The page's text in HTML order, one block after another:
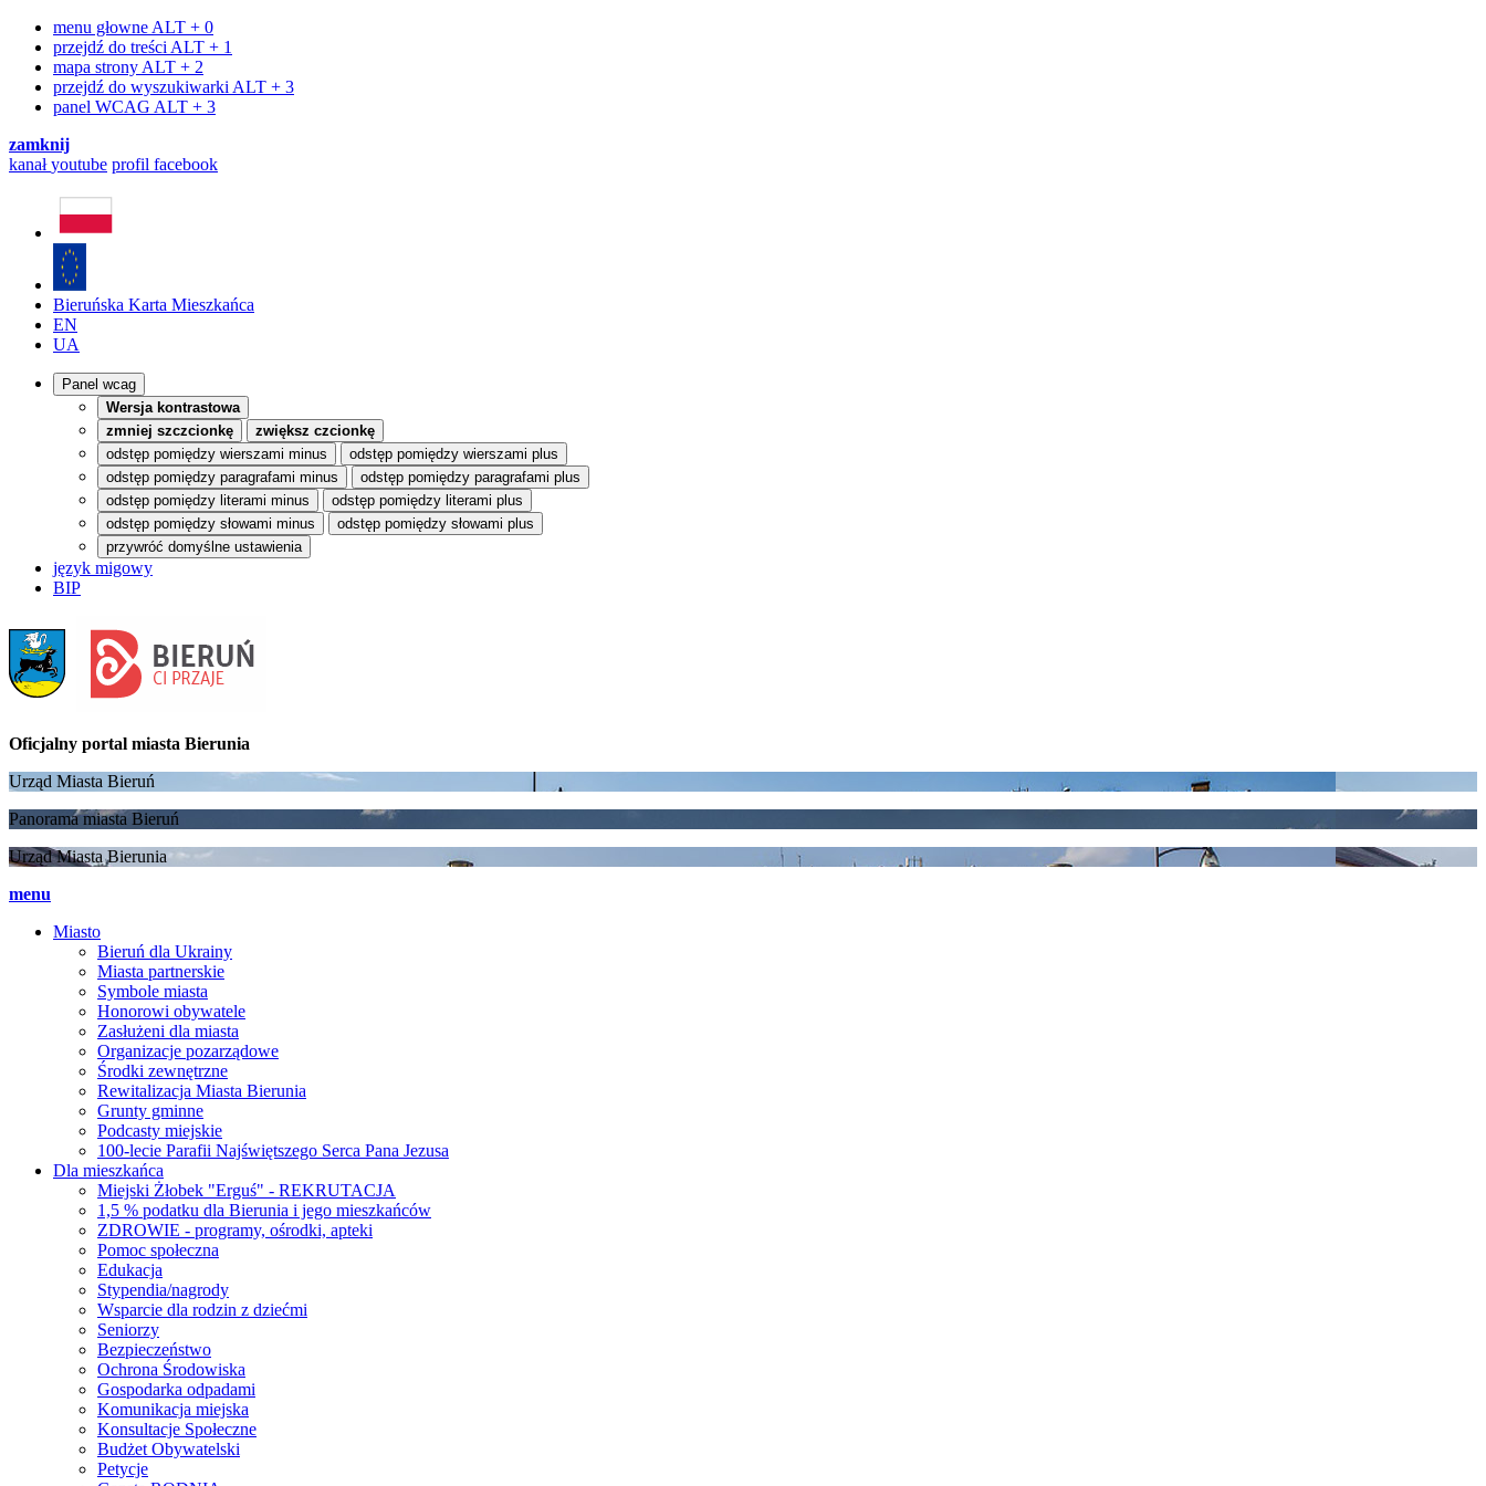
menu głowne ALT + 0
przejdź do treści ALT + 1
mapa strony ALT + 2
przejdź do wyszukiwarki ALT + 3
panel WCAG ALT + 3
zamknij
kanałyoutube profil facebook
Bieruńska Karta Mieszkańca
EN
UA
Panel wcag
Wersja kontrastowa
zmniej szczcionkę
zwiększ czcionkę
odstęp pomiędzy wierszami minus
odstęp pomiędzy wierszami plus
odstęp pomiędzy paragrafami minus
odstęp pomiędzy paragrafami plus
odstęp pomiędzy literami minus
odstęp pomiędzy literami plus
odstęp pomiędzy słowami minus
odstęp pomiędzy słowami plus
przywróć domyślne ustawienia
język migowy
BIP
Oficjalny portal miasta Bierunia
Urząd Miasta Bieruń
Panorama miasta Bieruń
Urząd Miasta Bierunia
menu
Miasto
Bieruń dla Ukrainy
Miasta partnerskie
Symbole miasta
Honorowi obywatele
Zasłużeni dla miasta
Organizacje pozarządowe
Środki zewnętrzne
Rewitalizacja Miasta Bierunia
Grunty gminne
Podcasty miejskie
100-lecie Parafii Najświętszego Serca Pana Jezusa
Dla mieszkańca
Miejski Żłobek "Erguś" - REKRUTACJA
1,5 % podatku dla Bierunia i jego mieszkańców
ZDROWIE - programy, ośrodki, apteki
Pomoc społeczna
Edukacja
Stypendia/nagrody
Wsparcie dla rodzin z dziećmi
Seniorzy
Bezpieczeństwo
Ochrona Środowiska
Gospodarka odpadami
Komunikacja miejska
Konsultacje Społeczne
Budżet Obywatelski
Petycje